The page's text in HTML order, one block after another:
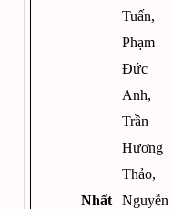
Nhất
Tuấn,
Phạm
Đức
Anh,
Trần
Hương
Thảo,
Nguyễn